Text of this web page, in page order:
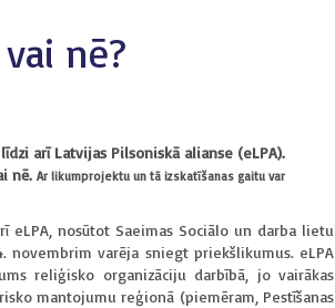
nē?
arī Latvijas Pilsoniskā alianse (eLPA).
nē. Ar likumprojektu un tā izskatīšanas gaitu var
eLPA, nosūtot Saeimas Sociālo un darba lietu
varēja sniegt priekšlikumus. eLPA
reliģisko organizāciju darbībā, jo vairākas
mantojumu reģionā (piemēram, Pestīšanas